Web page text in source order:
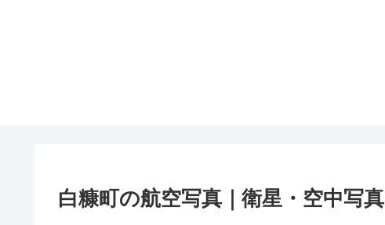
白糠町の航空写真｜衛星・空中写真